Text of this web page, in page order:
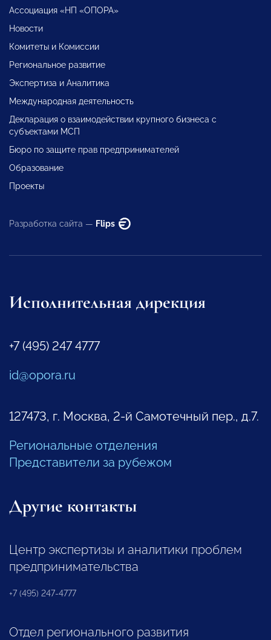
Ассоциация «НП «ОПОРА»
Новости
Комитеты и Комиссии
Региональное развитие
Экспертиза и Аналитика
Международная деятельность
Декларация о взаимодействии крупного бизнеса с
субъектами МСП
Бюро по защите прав предпринимателей
Образование
Проекты
Разработка сайта — Flips
Исполнительная дирекция
+7 (495) 247 4777
id@opora.ru
127473, г. Москва, 2-й Самотечный пер., д.7.
Региональные отделения
Представители за рубежом
Другие контакты
Центр экспертизы и аналитики проблем
предпринимательства
+7 (495) 247-4777
Отдел регионального развития